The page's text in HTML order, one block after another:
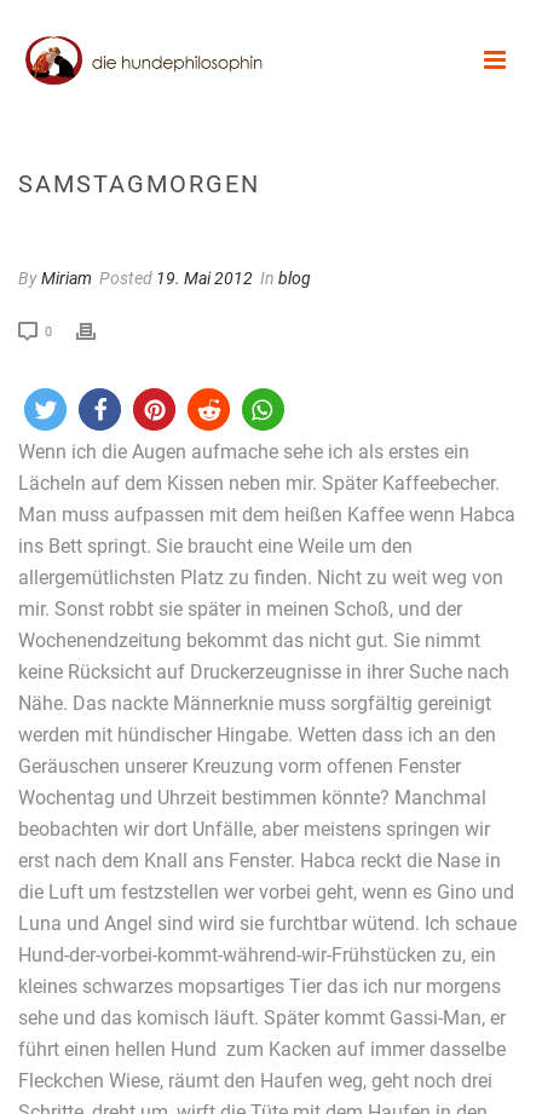
SAMSTAGMORGEN
ByMiriam Posted 19. Mai 2012 In blog
0
Wenn ich die Augen aufmache sehe ich als erstes ein
Lächeln auf dem Kissen neben mir. Später Kaffeebecher.
Man muss aufpassen mit dem heißen Kaffee wenn Habca
ins Bett springt. Sie braucht eine Weile um den
allergemütlichsten Platz zu finden. Nicht zu weit weg von
mir. Sonst robbt sie später in meinen Schoß, und der
Wochenendzeitung bekommt das nicht gut. Sie nimmt
keine Rücksicht auf Druckerzeugnisse in ihrer Suche nach
Nähe. Das nackte Männerknie muss sorgfältig gereinigt
werden mit hündischer Hingabe. Wetten dass ich an den
Geräuschen unserer Kreuzung vorm offenen Fenster
Wochentag und Uhrzeit bestimmen könnte? Manchmal
beobachten wir dort Unfälle, aber meistens springen wir
erst nach dem Knall ans Fenster. Habca reckt die Nase in
die Luft um festzstellen wer vorbei geht, wenn es Gino und
Luna und Angel sind wird sie furchtbar wütend. Ich schaue
Hund-der-vorbei-kommt-während-wir-Frühstücken zu, ein
kleines schwarzes mopsartiges Tier das ich nur morgens
sehe und das komisch läuft. Später kommt Gassi-Man, er
führt einen hellen Hund zum Kacken auf immer dasselbe
Fleckchen Wiese, räumt den Haufen weg, geht noch drei